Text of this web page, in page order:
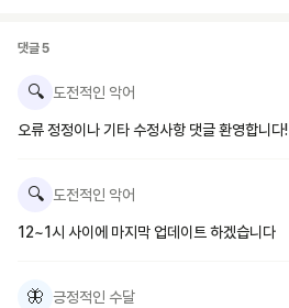
댓글5
🔍 도전적인 악어
오류 정정이나 기타 수정사항 댓글 환영합니다!
🔍 도전적인 악어
12~1시 사이에 마지막 업데이트 하겠습니다
🦋 긍정적인 수달